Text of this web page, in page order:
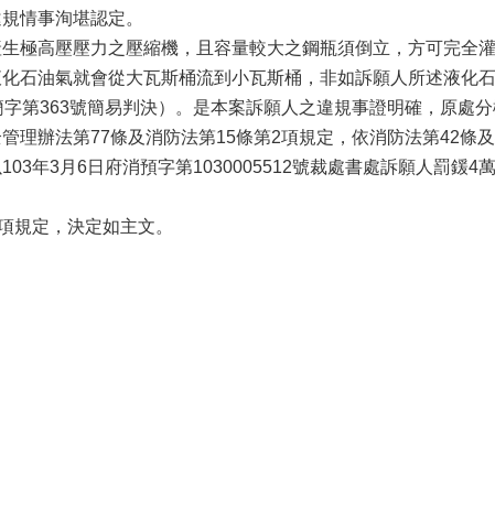
情事洵堪認定。
極高壓壓力之壓縮機，且容量較大之鋼瓶須倒立，方可完全
石油氣就會從大瓦斯桶流到小瓦斯桶，非如訴願人所述液化
第363號簡易判決）。是本案訴願人之違規事證明確，原處分
理辦法第77條及消防法第15條第2項規定，依消防法第42條
年3月6日府消預字第1030005512號裁處書處訴願人罰鍰4
規定，決定如主文。